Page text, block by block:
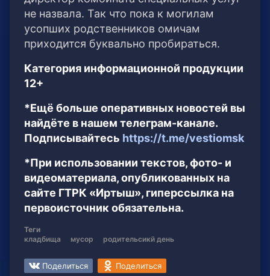
не назвала. Так что пока к могилам
усопших родственников омичам
приходится буквально пробираться.
Категория информационной продукции
12+
*Ещё больше оперативных новостей вы
найдёте в нашем телеграм-канале.
Подписывайтесь https://t.me/vestiomsk
*При использовании текстов, фото- и
видеоматериала, опубликованных на
сайте ГТРК «Иртыш», гиперссылка на
первоисточник обязательна.
Теги
кладбища
мусор родительсикй день
Поделиться Поделиться